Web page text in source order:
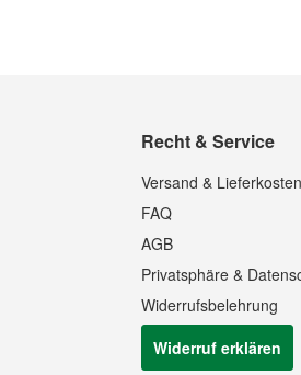
Recht & Service
Versand & Lieferkosten
FAQ
AGB
Privatsphäre &
Widerrufsbelehrung
Widerruf erklären